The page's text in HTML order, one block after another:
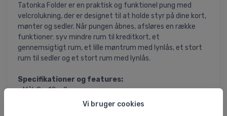
Vi bruger cookies
Tatonka Folder er en praktisk og funktionel pung med
velcrolukning, der er designet til at holde styr på dine kort,
mønter og sedler. Når pungen åbnes, afsløres en række
funktioner: syv mindre rum til kreditkort, et
gennemsigtigt rum, et lille møntrum med lynlås, et stort
rum til sedler og et stort rum med lynlås.
Specifikationer og features:
- Mål: 9 x 12 x 2 cm